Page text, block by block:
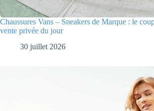
Chaussures Vans – Sneakers de Marque : le
vente privée du jour
30 juillet 2026